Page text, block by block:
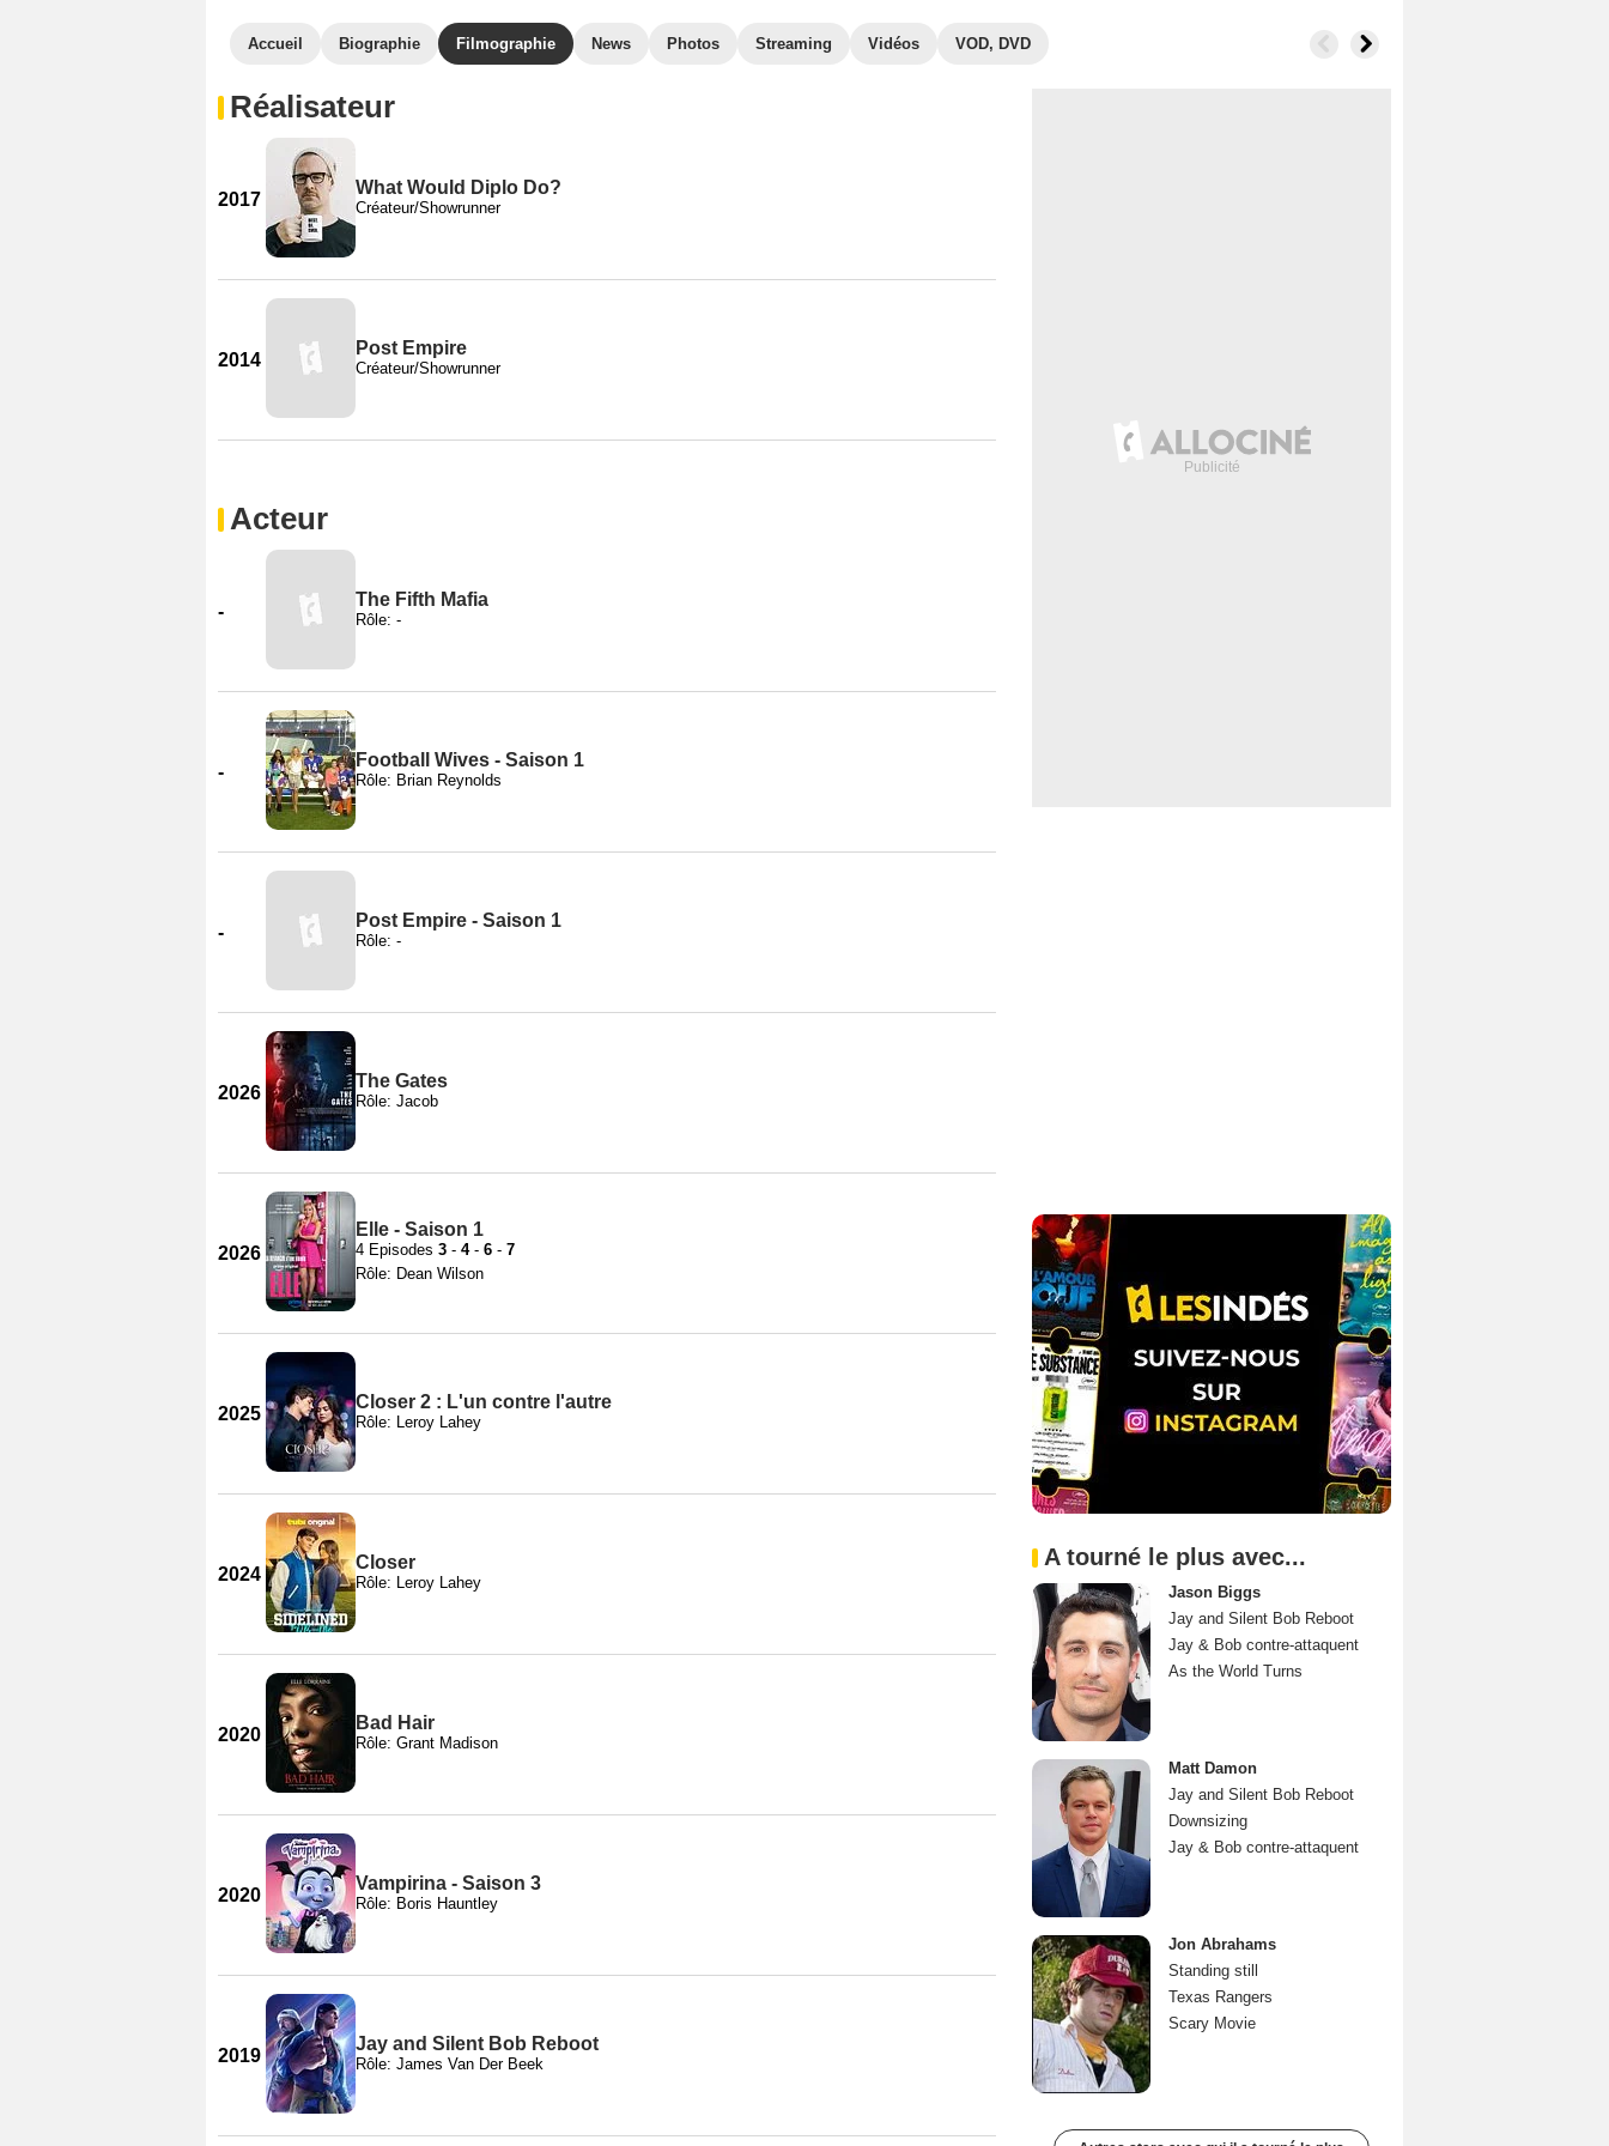
Accueil Biographie Filmographie News Photos Streaming Vidéos VOD, DVD
Réalisateur
2017
What Would Diplo Do?
Créateur/Showrunner
2014
Post Empire
Créateur/Showrunner
Acteur
-
The Fifth Mafia
Rôle: -
-
Football Wives - Saison 1
Rôle: Brian Reynolds
-
Post Empire - Saison 1
Rôle: -
2026
The Gates
Rôle: Jacob
2026
Elle - Saison 1
4 Episodes 3 - 4- 6 - 7
Rôle: Dean Wilson
2025
Closer 2 : L'un contre l'autre
Rôle: Leroy Lahey
2024
Closer
Rôle: Leroy Lahey
2020
Bad Hair
Rôle: Grant Madison
2020
Vampirina - Saison 3
Rôle: Boris Hauntley
2019
Jay and Silent Bob Reboot
Rôle: James Van Der Beek
A tourné le plus avec...
Jason Biggs
Jay and Silent Bob Reboot
Jay & Bob contre-attaquent
As the World Turns
Matt Damon
Jay and Silent Bob Reboot
Downsizing
Jay & Bob contre-attaquent
Jon Abrahams
Standing still
Texas Rangers
Scary Movie